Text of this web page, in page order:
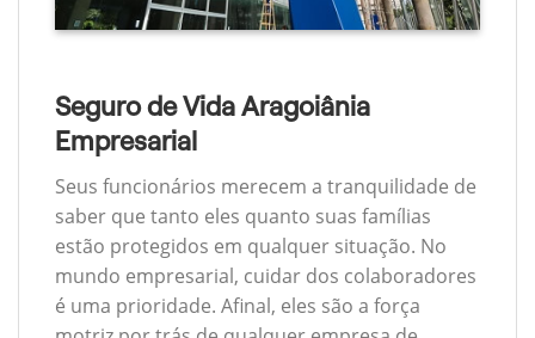
Seguro de Vida Aragoiânia
Empresarial
Seus funcionários merecem a tranquilidade de
saber que tanto eles quanto suas famílias
estão protegidos em qualquer situação. No
mundo empresarial, cuidar dos colaboradores
é uma prioridade. Afinal, eles são a força